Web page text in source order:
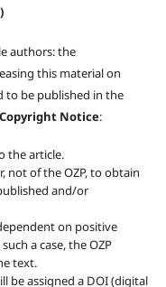
authors: the
this material on
to be published in the
Copyright Notice:
the article.
not of the OZP, to obtain
and/or
on positive
a case, the OZP
text.
be assigned a DOI (digital